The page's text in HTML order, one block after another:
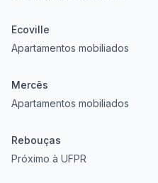
Ecoville
Apartamentos mobiliados
Mercês
Apartamentos mobiliados
Rebouças
Próximo à UFPR